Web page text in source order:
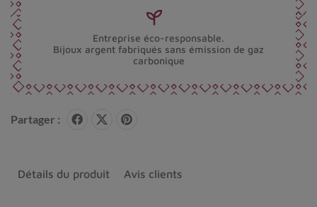
Entreprise éco-responsable.
Bijoux argent fabriqués sans émission de gaz
carbonique
Partager :
Détails du produit Avis clients